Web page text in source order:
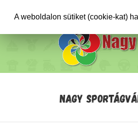
NAGY
A weboldalon sütiket (cookie-kat)